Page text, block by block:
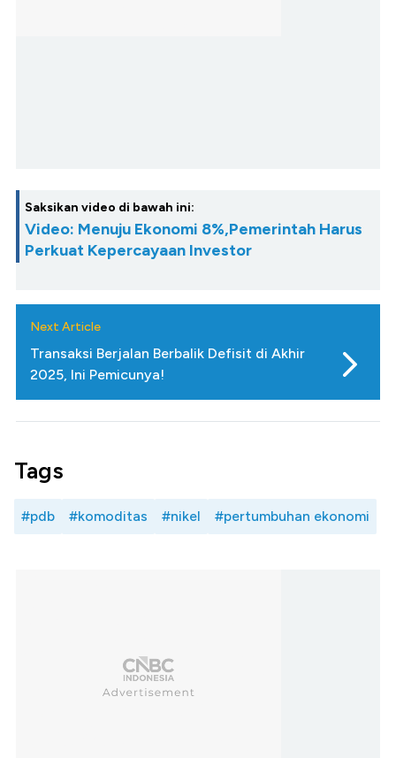
Saksikan video di bawah ini:
Video: Menuju Ekonomi 8%,Pemerintah Harus
Perkuat Kepercayaan Investor
Next Article
Transaksi Berjalan Berbalik Defisit di Akhir
2025, Ini Pemicunya!
Tags
#pdb #komoditas #nikel #pertumbuhan ekonomi